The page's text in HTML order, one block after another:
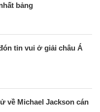
bảng
tin vui ở giải châu Á
về Michael Jackson cán